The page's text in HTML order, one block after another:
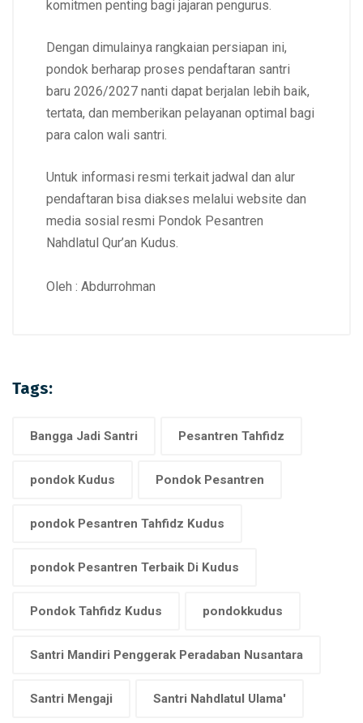
komitmen penting bagi jajaran pengurus.
Dengan dimulainya rangkaian persiapan ini,
pondok berharap proses pendaftaran santri
baru 2026/2027 nanti dapat berjalan lebih baik,
tertata, dan memberikan pelayanan optimal bagi
para calon wali santri.
Untuk informasi resmi terkait jadwal dan alur
pendaftaran bisa diakses melalui website dan
media sosial resmi Pondok Pesantren
Nahdlatul Qur’an Kudus.
Oleh : Abdurrohman
Tags:
Bangga Jadi Santri Pesantren Tahfidz
pondok Kudus Pondok Pesantren
pondok Pesantren Tahfidz Kudus
pondok Pesantren Terbaik Di Kudus
Pondok Tahfidz Kudus pondokkudus
Santri Mandiri Penggerak Peradaban Nusantara
Santri Mengaji Santri Nahdlatul Ulama'